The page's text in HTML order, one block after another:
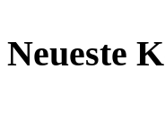
Neueste